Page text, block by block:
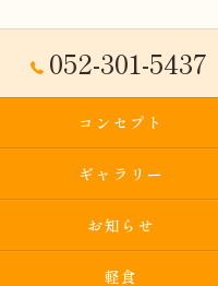
052-301-5437
コンセプト
ギャラリー
お知らせ
軽食